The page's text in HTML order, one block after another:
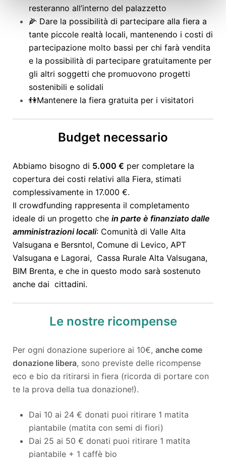
resteranno all’interno del palazzetto
🌽 Dare la possibilità di partecipare alla fiera a
tante piccole realtà locali, mantenendo i costi di
partecipazione molto bassi per chi farà vendita
e la possibilità di partecipare gratuitamente per
gli altri soggetti che promuovono progetti
sostenibili e solidali
👫Mantenere la fiera gratuita per i visitatori
Budget necessario
Abbiamo bisogno di 5.000 € per completare la
copertura dei costi relativi alla Fiera, stimati
complessivamente in 17.000 €.
Il crowdfunding rappresenta il completamento
ideale di un progetto che in parte è finanziato dalle
amministrazioni locali: Comunità di Valle Alta
Valsugana e Bersntol, Comune di Levico, APT
Valsugana e Lagorai, Cassa Rurale Alta Valsugana,
BIM Brenta, e che in questo modo sarà sostenuto
anche dai cittadini.
Le nostre ricompense
Per ogni donazione superiore ai 10€, anche come
donazione libera, sono previste delle ricompense
eco e bio da ritirarsi in fiera (ricorda di portare con
te la prova della tua donazione!).
Dai 10 ai 24 € donati puoi ritirare 1 matita
piantabile (matita con semi di fiori)
Dai 25 ai 50 € donati puoi ritirare 1 matita
piantabile + 1 caffè bio